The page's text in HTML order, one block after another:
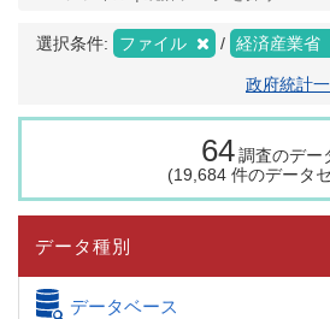
選択条件: ファイル 経済産業省
政府統計
64 調査のデー
(19,684 件のデータ
データ種別
データベース